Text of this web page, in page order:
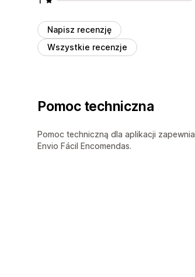
Napisz recenzję
Wszystkie recenzje
Pomoc techniczna
Pomoc techniczną dla aplikacji zapewnia
Envio Fácil Encomendas.